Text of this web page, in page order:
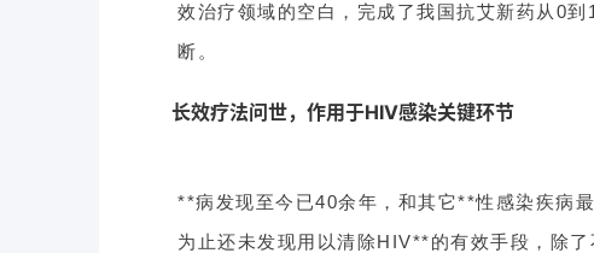
效治疗领域的空白，完成了我国抗艾新药从0
断。
长效疗法问世，作用于HIV感染关键环节
**病发现至今已40余年，和其它**性感染疾病
为止还未发现用以清除HIV**的有效手段，除